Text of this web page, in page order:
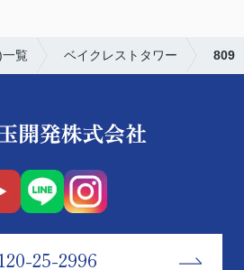
覧 ベイクレストタワー 809
25-2996